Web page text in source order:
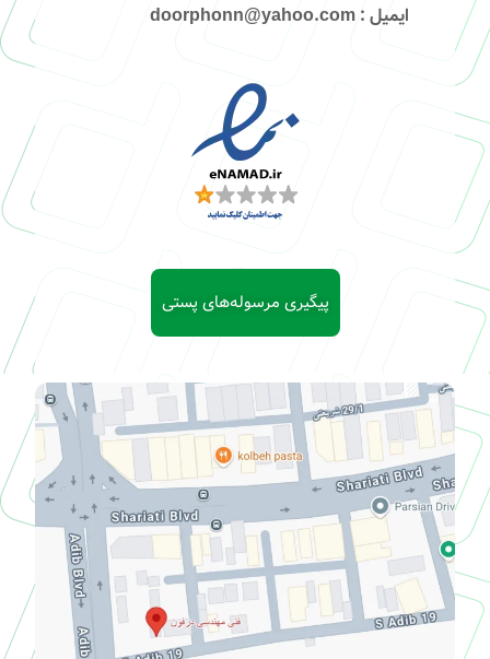
ایمیل : doorphonn@yahoo.com
پیگیری مرسوله‌های پستی